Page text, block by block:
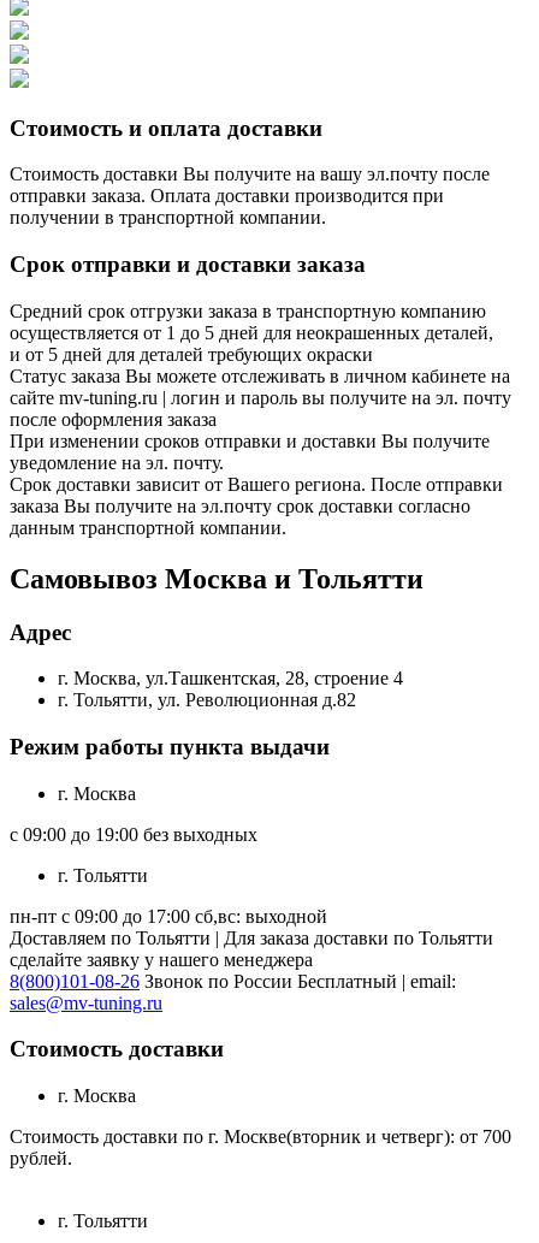
Стоимость и оплата доставки
Стоимость доставки Вы получите на вашу эл.почту после
отправки заказа. Оплата доставки производится при
получении в транспортной компании.
Срок отправки и доставки заказа
Средний срок отгрузки заказа в транспортную компанию
осуществляется от 1 до 5 дней для неокрашенных деталей,
и от 5 дней для деталей требующих окраски
Статус заказа Вы можете отслеживать в личном кабинете на
сайте mv-tuning.ru | логин и пароль вы получите на эл. почту
после оформления заказа
При изменении сроков отправки и доставки Вы получите
уведомление на эл. почту.
Срок доставки зависит от Вашего региона. После отправки
заказа Вы получите на эл.почту срок доставки согласно
данным транспортной компании.
Самовывоз Москва и Тольятти
Адрес
г. Москва, ул.Ташкентская, 28, строение 4
г. Тольятти, ул. Революционная д.82
Режим работы пункта выдачи
г. Москва
с 09:00 до 19:00 без выходных
г. Тольятти
пн-пт с 09:00 до 17:00 сб,вс: выходной
Доставляем по Тольятти | Для заказа доставки по Тольятти
сделайте заявку у нашего менеджера
8(800)101-08-26 Звонок по России Бесплатный | email:
sales@mv-tuning.ru
Стоимость доставки
г. Москва
Стоимость доставки по г. Москве(вторник и четверг): от 700
рублей.
г. Тольятти